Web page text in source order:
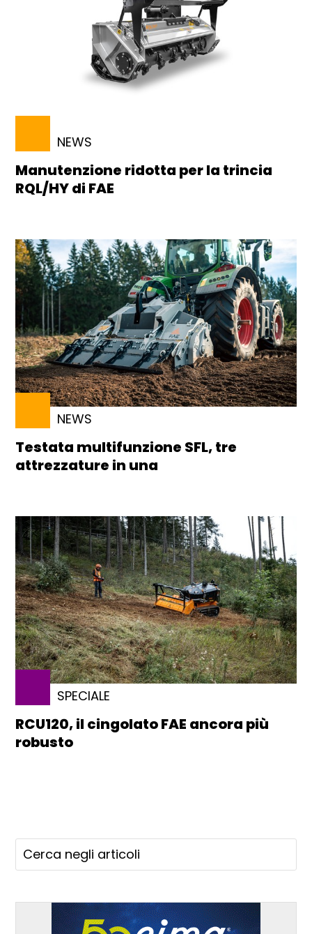
NEWS
Manutenzione ridotta per la trincia
RQL/HY di FAE
NEWS
Testata multifunzione SFL, tre
attrezzature in una
SPECIALE
RCU120, il cingolato FAE ancora più
robusto